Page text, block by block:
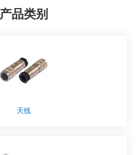
产品类别
天线